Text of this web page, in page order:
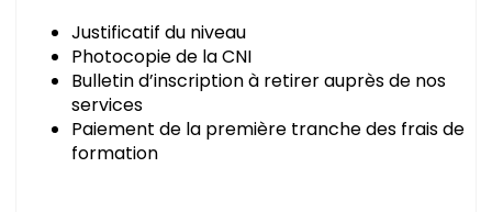
Justificatif du niveau
Photocopie de la CNI
Bulletin d’inscription à retirer auprès de nos
services
Paiement de la première tranche des frais de
formation